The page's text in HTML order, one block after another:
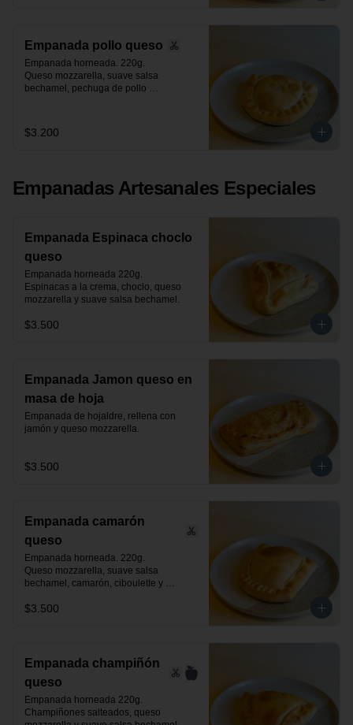
Empanada pollo queso
Empanada horneada. 220g.
Queso mozzarella, suave salsa
bechamel, pechuga de pollo
$3.200
Empanadas Artesanales Especiales
Empanada Espinaca choclo
queso
Empanada horneada 220g.
Espinacas a la crema, choclo, queso
mozzarella y suave salsa bechamel.
$3.500
Empanada Jamon queso en
masa de hoja
Empanada de hojaldre, rellena con
jamón y queso mozzarella.
$3.500
Empanada camarón
queso
Empanada horneada. 220g.
Queso mozzarella, suave salsa
bechamel, camarón, ciboulette y
$3.500
Empanada champiñón
queso
Empanada horneada 220g.
Champiñones salteados, queso